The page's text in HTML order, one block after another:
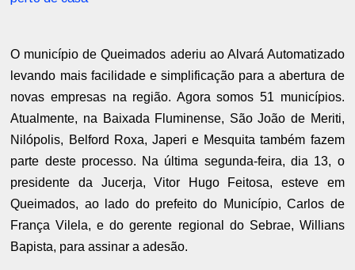
O município de Queimados aderiu ao Alvará Automatizado
levando mais facilidade e simplificação para a abertura de
novas empresas na região. Agora somos 51 municípios.
Atualmente, na Baixada Fluminense, São João de Meriti,
Nilópolis, Belford Roxa, Japeri e Mesquita também fazem
parte deste processo. Na última segunda-feira, dia 13, o
presidente da Jucerja, Vitor Hugo Feitosa, esteve em
Queimados, ao lado do prefeito do Município, Carlos de
França Vilela, e do gerente regional do Sebrae, Willians
Bapista, para assinar a adesão.